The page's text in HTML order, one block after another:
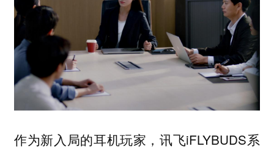
作为新入局的耳机玩家，讯飞iFLYBUDS系